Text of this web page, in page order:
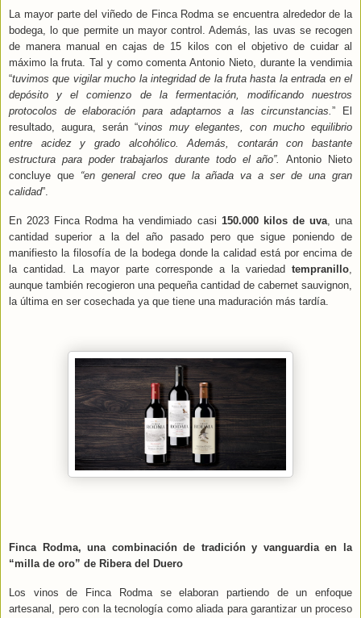
La mayor parte del viñedo de Finca Rodma se encuentra alrededor de la
bodega, lo que permite un mayor control. Además, las uvas se recogen
de manera manual en cajas de 15 kilos con el objetivo de cuidar al
máximo la fruta. Tal y como comenta Antonio Nieto, durante la vendimia
“tuvimos que vigilar mucho la integridad de la fruta hasta la entrada en el
depósito y el comienzo de la fermentación, modificando nuestros
protocolos de elaboración para adaptarnos a las circunstancias.” El
resultado, augura, serán “vinos muy elegantes, con mucho equilibrio
entre acidez y grado alcohólico. Además, contarán con bastante
estructura para poder trabajarlos durante todo el año”.Antonio Nieto
concluye que“en general creo que la añada va a ser de una gran
calidad”.
En 2023 Finca Rodma ha vendimiado casi 150.000 kilos de uva, una
cantidad superior a la del año pasado pero que sigue poniendo de
manifiesto la filosofía de la bodega donde la calidad está por encima de
la cantidad. La mayor parte corresponde a la variedad tempranillo,
aunque también recogieron una pequeña cantidad de cabernet sauvignon,
la última en ser cosechada ya que tiene una maduración más tardía.
Finca Rodma, una combinación de tradición y vanguardia en la
“milla de oro” de Ribera del Duero
Los vinos de Finca Rodma se elaboran partiendo de un enfoque
artesanal, pero con la tecnología como aliada para garantizar un proceso